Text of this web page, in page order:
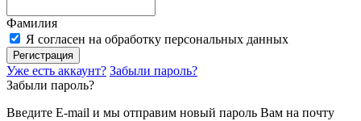
Фамилия
Я согласен на обработку персональных данных
Регистрация
Уже есть аккаунт? Забыли пароль?
Забыли пароль?
Введите E-mail и мы отправим новый пароль Вам на почту